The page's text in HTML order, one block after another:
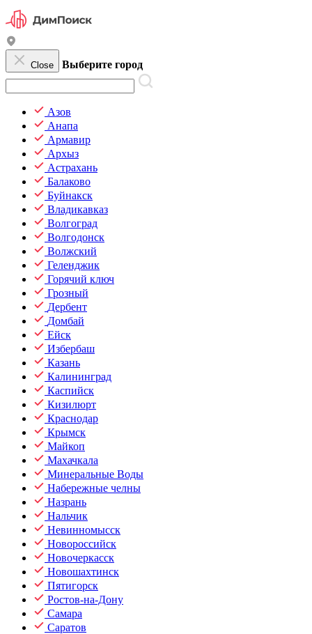
Close Выберите город
Азов
Анапа
Армавир
Архыз
Астрахань
Балаково
Буйнакск
Владикавказ
Волгоград
Волгодонск
Волжский
Геленджик
Горячий ключ
Грозный
Дербент
Домбай
Ейск
Избербаш
Казань
Калининград
Каспийск
Кизилюрт
Краснодар
Крымск
Майкоп
Махачкала
Минеральные Воды
Набережные челны
Назрань
Нальчик
Невинномысск
Новороссийск
Новочеркасск
Новошахтинск
Пятигорск
Ростов-на-Дону
Самара
Саратов